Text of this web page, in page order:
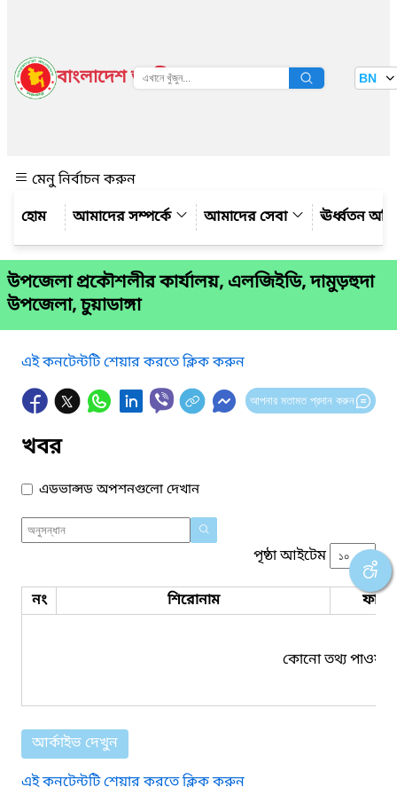
বাংলাদেশ জাতীয় তথ্য বাতায়ন BN
মেনু নির্বাচন করুন
আমাদের সম্পর্কে
আমাদের সেবা ঊর্ধ্বতন
উপজেলা প্রকৌশলীর কার্যালয়, এলজিইডি, দামুড়হুদা
উপজেলা, চুয়াডাঙ্গা
এই কনটেন্টটি শেয়ার করতে ক্লিক করুন
আপনার মতামত প্রদান করুন
খবর
এডভান্সড অপশনগুলো দেখান
পৃষ্ঠা আইটেম
নং শিরোনাম ফাইল
কোনো তথ্য পাওয়া
আর্কাইভ দেখুন
এই কনটেন্টটি শেয়ার করতে ক্লিক করুন